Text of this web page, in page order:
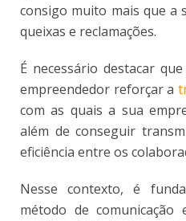
consigo muito mais que a
queixas e reclamações.
É necessário destacar
empreendedor reforçar a
com as quais a sua
além de conseguir
eficiência entre os
Nesse contexto, é
método de